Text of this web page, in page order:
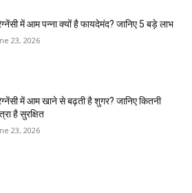
में आम पन्ना क्यों है फायदेमंद? जानिए 5 बड़े लाभ
23, 2026
में आम खाने से बढ़ती है शुगर? जानिए कितनी
है सुरक्षित
23, 2026